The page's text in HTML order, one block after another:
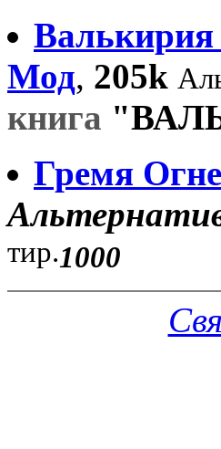
Мод, 205k
книга
Гремя
тир.1000